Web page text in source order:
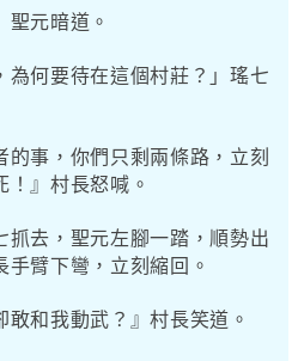
聖元暗道。
為何要待在這個村莊？」瑤七
的事，你們只剩兩條路，立刻
！』村長怒喊。
抓去，聖元左腳一踏，順勢出
臂下彎，立刻縮回。
敢和我動武？』村長笑道。